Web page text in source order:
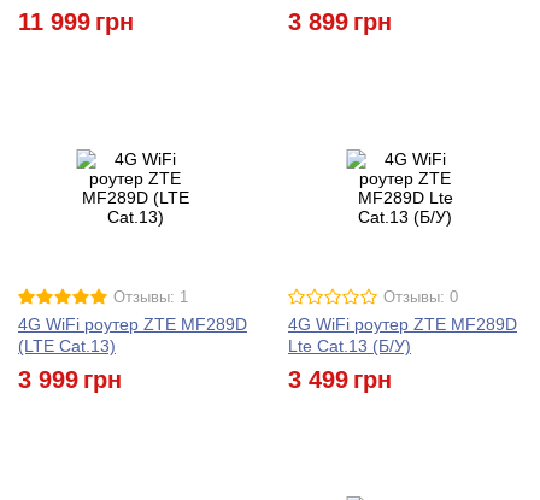
11 999 грн 3 899 грн
Отзывы: 1
4G WiFi роутер ZTE MF289D
(LTE Cat.13)
3 999 грн
Отзывы: 0
4G WiFi роутер ZTE MF289D
Lte Cat.13 (Б/У)
3 499 грн